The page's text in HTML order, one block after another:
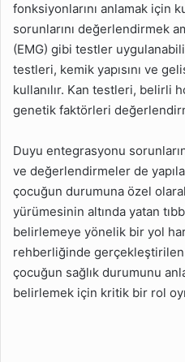
fonksiyonlarını anlamak için
sorunlarını değerlendirmek
(EMG) gibi testler
testleri, kemik yapısını ve
kullanılır. Kan testleri, belirli
genetik faktörleri
Duyu entegrasyonu
ve değerlendirmeler de
çocuğun durumuna özel
yürümesinin altında yatan
belirlemeye yönelik bir yol
rehberliğinde
çocuğun sağlık durumunu
belirlemek için kritik bir rol